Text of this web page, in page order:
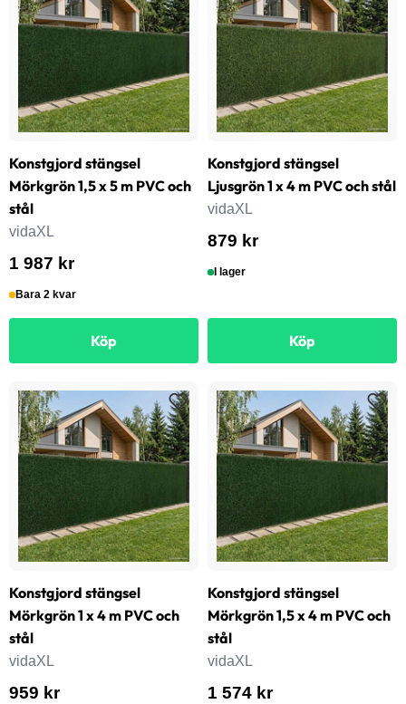
Konstgjord stängsel
Mörkgrön 1,5 x 5 m PVC och
stål
vidaXL
1 987 kr
Bara 2 kvar
Köp
Konstgjord stängsel
Ljusgrön 1 x 4 m PVC och stål
vidaXL
879 kr
I lager
Köp
Konstgjord stängsel
Mörkgrön 1 x 4 m PVC och
stål
vidaXL
959 kr
Konstgjord stängsel
Mörkgrön 1,5 x 4 m PVC och
stål
vidaXL
1 574 kr